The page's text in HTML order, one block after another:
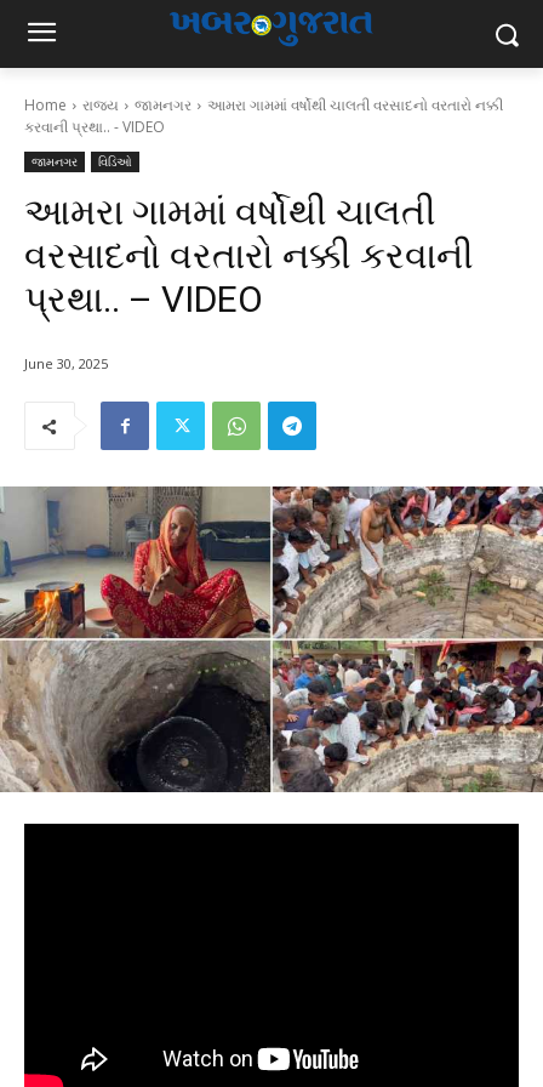
Home રાજ્ય જામનગર
આમરા ગામમાં વર્ષોથી ચાલતી વરસાદનો વરતારો નક્કી
કરવાની પ્રથા.. - VIDEO
જામનગર વિડિઓ
આમરા ગામમાં વર્ષોથી ચાલતી
વરસાદનો વરતારો નક્કી કરવાની
પ્રથા.. – VIDEO
June 30, 2025